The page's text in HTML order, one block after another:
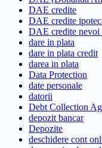
DAE credite
DAE credite
DAE credite nevoi
dare in plata
dare in plata credit
darea in plata
Data Protection
date personale
datorii
Debt Collection
depozit bancar
Depozite
deschidere cont